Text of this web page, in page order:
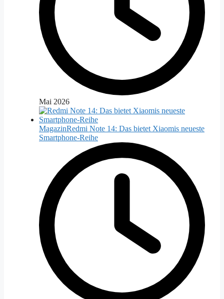
Mai 2026
MagazinRedmi Note 14: Das bietet Xiaomis neueste
Smartphone-Reihe